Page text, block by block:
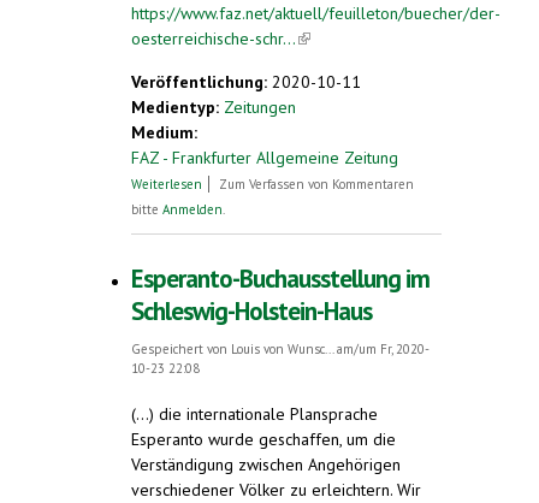
https://www.faz.net/aktuell/feuilleton/buecher/der-
oesterreichische-schr...(link is external)
Veröffentlichung: 2020-10-11
Medientyp: Zeitungen
Medium:
FAZ - Frankfurter Allgemeine Zeitung
Weiterlesen über Ich sehe was, was ich nicht sehe
Zum Verfassen von Kommentaren
bitte Anmelden.
Esperanto-Buchausstellung im
Schleswig-Holstein-Haus
Gespeichert von Louis von Wunsc...am/um Fr, 2020-
10-23 22:08
(...) die internationale Plansprache
Esperanto wurde geschaffen, um die
Verständigung zwischen Angehörigen
verschiedener Völker zu erleichtern. Wir